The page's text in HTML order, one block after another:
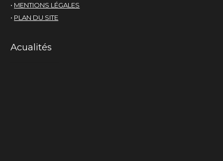
• MENTIONS LÉGALES
• PLAN DU SITE
Acualités